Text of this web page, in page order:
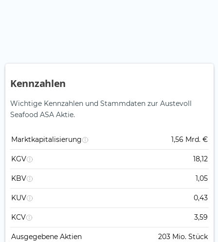
Kennzahlen
Wichtige Kennzahlen und Stammdaten zur Austevoll
Seafood ASA Aktie.
Marktkapitalisierung 1,56 Mrd. €
KGV 18,12
KBV 1,05
KUV 0,43
KCV 3,59
Ausgegebene Aktien 203 Mio. Stück